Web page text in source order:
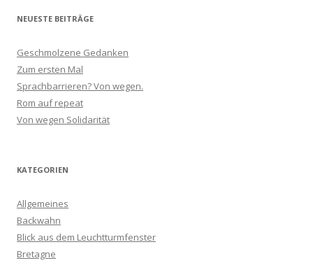
NEUESTE BEITRÄGE
Geschmolzene Gedanken
Zum ersten Mal
Sprachbarrieren? Von wegen.
Rom auf repeat
Von wegen Solidarität
KATEGORIEN
Allgemeines
Backwahn
Blick aus dem Leuchtturmfenster
Bretagne